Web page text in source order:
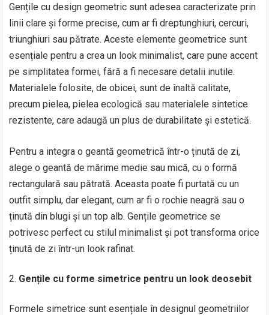
Gențile cu design geometric sunt adesea caracterizate prin
linii clare și forme precise, cum ar fi dreptunghiuri, cercuri,
triunghiuri sau pătrate. Aceste elemente geometrice sunt
esențiale pentru a crea un look minimalist, care pune accent
pe simplitatea formei, fără a fi necesare detalii inutile.
Materialele folosite, de obicei, sunt de înaltă calitate,
precum pielea, pielea ecologică sau materialele sintetice
rezistente, care adaugă un plus de durabilitate și estetică.
Pentru a integra o geantă geometrică într-o ținută de zi,
alege o geantă de mărime medie sau mică, cu o formă
rectangulară sau pătrată. Aceasta poate fi purtată cu un
outfit simplu, dar elegant, cum ar fi o rochie neagră sau o
ținută din blugi și un top alb. Gențile geometrice se
potrivesc perfect cu stilul minimalist și pot transforma orice
ținută de zi într-un look rafinat.
Gențile cu forme simetrice pentru un look deosebit
Formele simetrice sunt esențiale în designul geometriilor